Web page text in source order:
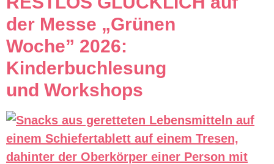
der Messe „Grünen
Woche” 2026:
Kinderbuchlesung
und Workshops